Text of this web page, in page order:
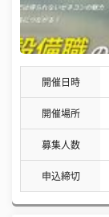
開催日時
開催場所
募集人数
申込締切